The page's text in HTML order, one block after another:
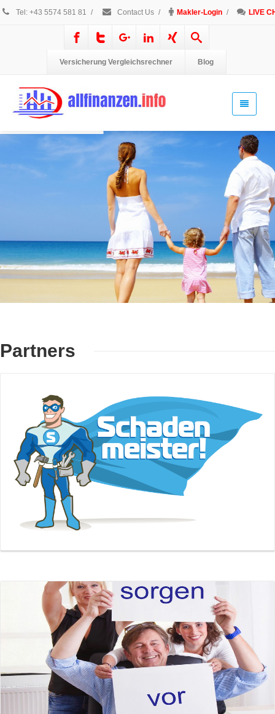
Tel: +43 5574 581 81 / Contact Us / Makler-Login / LIVE
Versicherung Vergleichsrechner Blog
Partners
Read More